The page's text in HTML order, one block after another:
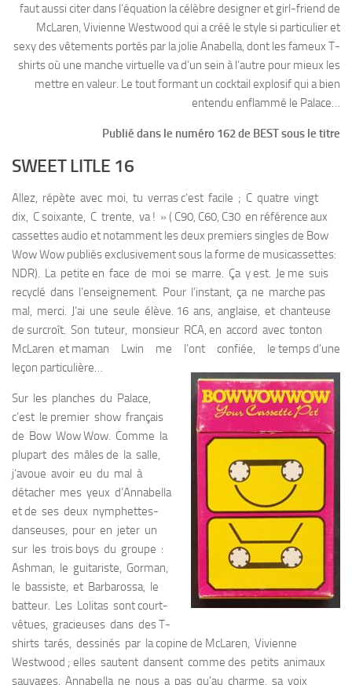
faut aussi citer dans l’équation la célèbre designer et girl-friend de
McLaren, Vivienne Westwood qui a créé le style si particulier et
sexy des vêtements portés par la jolie Anabella, dont les fameux T-
shirts où une manche virtuelle va d’un sein à l’autre pour mieux les
mettre en valeur. Le tout formant un cocktail explosif qui a bien
entendu enflammé le Palace…
Publié dans le numéro 162 de BEST sous le titre
SWEET LITLE 16
Allez, répète avec moi, tu verras c’est facile ; C quatre vingt
dix, C soixante, C trente, va ! » ( C90, C60, C30 en référence aux
cassettes audio et notamment les deux premiers singles de Bow
Wow Wow publiés exclusivement sous la forme de musicassettes:
NDR). La petite en face de moi se marre. Ça y est. Je me suis
recyclé dans l’enseignement. Pour l’instant, ça ne marche pas
mal, merci. J’ai une seule élève. 16 ans, anglaise, et chanteuse
de surcroît. Son tuteur, monsieur RCA, en accord avec tonton
McLaren et maman Lwin me l’ont confiée, le temps d’une
leçon particulière…
Sur les planches du Palace,
c’est le premier show français
de Bow Wow Wow. Comme la
plupart des mâles de la salle,
j’avoue avoir eu du mal à
détacher mes yeux d’Annabella
et de ses deux nymphettes-
danseuses, pour en jeter un
sur les trois boys du groupe :
Ashman, le guitariste, Gorman,
le bassiste, et Barbarossa, le
batteur. Les Lolitas sont court-
vêtues, gracieuses dans des T-
shirts tarés, dessinés par la copine de McLaren, Vivienne
Westwood ; elles sautent dansent comme des petits animaux
sauvages. Annabella ne nous a pas qu’au charme, sa voix